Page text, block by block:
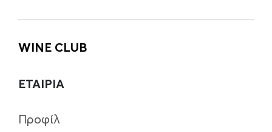
WINE CLUB
ΕΤΑΙΡΙΑ
Προφίλ